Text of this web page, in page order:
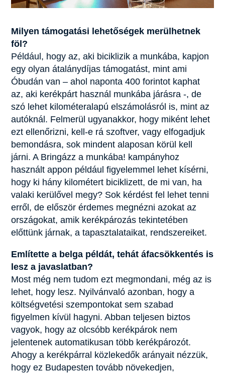
Milyen támogatási lehetőségek merülhetnek
föl?
Például, hogy az, aki biciklizik a munkába, kapjon
egy olyan átalánydíjas támogatást, mint ami
Óbudán van – ahol naponta 400 forintot kaphat
az, aki kerékpárt használ munkába járásra -, de
szó lehet kilométeralapú elszámolásról is, mint az
autóknál. Felmerül ugyanakkor, hogy miként lehet
ezt ellenőrizni, kell-e rá szoftver, vagy elfogadjuk
bemondásra, sok mindent alaposan körül kell
járni. A Bringázz a munkába! kampányhoz
használt appon például figyelemmel lehet kísérni,
hogy ki hány kilométert biciklizett, de mi van, ha
valaki kerülővel megy? Sok kérdést fel lehet tenni
erről, de először érdemes megnézni azokat az
országokat, amik kerékpározás tekintetében
előttünk járnak, a tapasztalataikat, rendszereiket.
Említette a belga példát, tehát áfacsökkentés is
lesz a javaslatban?
Most még nem tudom ezt megmondani, még az is
lehet, hogy lesz. Nyilvánvaló azonban, hogy a
költségvetési szempontokat sem szabad
figyelmen kívül hagyni. Abban teljesen biztos
vagyok, hogy az olcsóbb kerékpárok nem
jelentenek automatikusan több kerékpározót.
Ahogy a kerékpárral közlekedők arányait nézzük,
hogy ez Budapesten tovább növekedjen,